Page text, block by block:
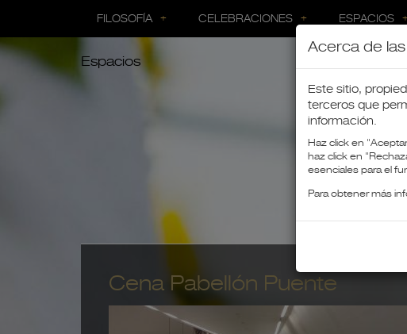
Acerca de
Este sitio,
terceros que
información.
Haz click en
haz click en
esenciales para el
Para obtener más
FILOSOFÍA CELEBRACIONES ESPACIOS
Espacios
Cena Pabellón Puente